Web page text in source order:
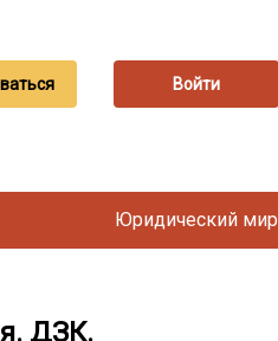
Войти
Юридический мир
ДЗК.